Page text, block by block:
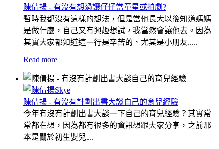
陳倩揚 - 有沒有想過讓仔仔當童星或拍劇?
暫時我都沒有這樣的想法，但是當他長大以後知道媽媽
是做什麼，自己又有興趣想試，我當然會讓他去。因為
其實大家都知道這一行是辛苦的，尤其是小朋友.....
Read more
陳倩揚 - 有沒有計劃出書大談自己的育兒經驗
今年有沒有計劃出書大談一下自己的育兒經驗？其實常
常都在想，因為都有很多的資訊想跟大家分享，之前那
本是關於初生嬰兒....